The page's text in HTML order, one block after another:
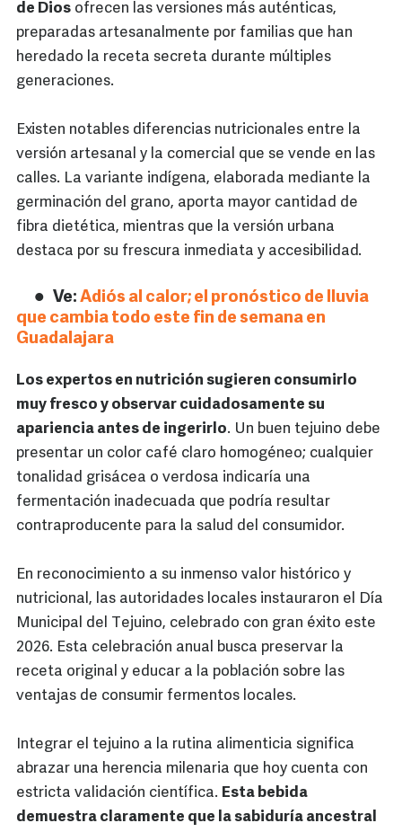
de Dios ofrecen las versiones más auténticas,
preparadas artesanalmente por familias que han
heredado la receta secreta durante múltiples
generaciones.
Existen notables diferencias nutricionales entre la
versión artesanal y la comercial que se vende en las
calles. La variante indígena, elaborada mediante la
germinación del grano, aporta mayor cantidad de
fibra dietética, mientras que la versión urbana
destaca por su frescura inmediata y accesibilidad.
Ve: Adiós al calor; el pronóstico de lluvia
que cambia todo este fin de semana en
Guadalajara
Los expertos en nutrición sugieren consumirlo
muy fresco y observar cuidadosamente su
apariencia antes de ingerirlo. Un buen tejuino debe
presentar un color café claro homogéneo; cualquier
tonalidad grisácea o verdosa indicaría una
fermentación inadecuada que podría resultar
contraproducente para la salud del consumidor.
En reconocimiento a su inmenso valor histórico y
nutricional, las autoridades locales instauraron el Día
Municipal del Tejuino, celebrado con gran éxito este
2026. Esta celebración anual busca preservar la
receta original y educar a la población sobre las
ventajas de consumir fermentos locales.
Integrar el tejuino a la rutina alimenticia significa
abrazar una herencia milenaria que hoy cuenta con
estricta validación científica. Esta bebida
demuestra claramente que la sabiduría ancestral